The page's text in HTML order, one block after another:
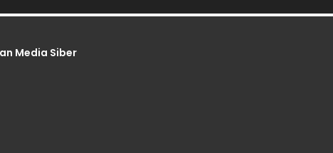
Media Siber